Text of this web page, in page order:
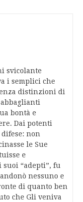
svicolante
i semplici che
distinzioni di
bontà e
Dai potenti
non
le Sue
e
suoi “adepti”, fu
nessuno e
di quanto ben
che Gli veniva